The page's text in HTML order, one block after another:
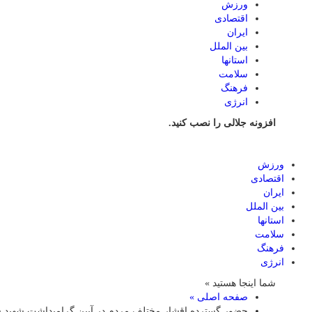
ورزش
اقتصادی
ایران
بین الملل
استانها
سلامت
فرهنگ
انرژی
افزونه جلالی را نصب کنید.
ورزش
اقتصادی
ایران
بین الملل
استانها
سلامت
فرهنگ
انرژی
شما اینجا هستید »
صفحه اصلی »